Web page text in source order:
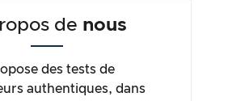
de nous
des tests de
authentiques, dans